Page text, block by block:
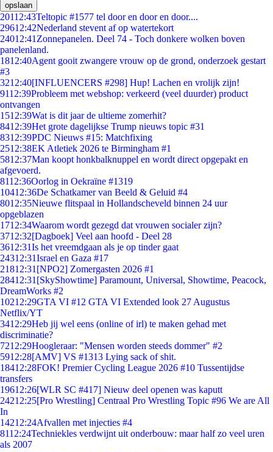
opslaan
20112:43Teltopic #1577 tel door en door en door....
29612:42Nederland stevent af op watertekort
24012:41 Zonnepanelen. Deel 74 - Toch donkere wolken boven
panelenland.
1812:40Agent gooit zwangere vrouw op de grond, onderzoek gestart
#3
3212:40[INFLUENCERS #298] Hup! Lachen en vrolijk zijn!
9112:39Probleem met webshop: verkeerd (veel duurder) product
ontvangen
1512:39Wat is dit jaar de ultieme zomerhit?
8412:39Het grote dagelijkse Trump nieuws topic #31
8312:39PDC Nieuws #15: Matchfixing
2512:38EK Atletiek 2026 te Birmingham #1
5812:37Man koopt honkbalknuppel en wordt direct opgepakt en
afgevoerd.
8112:36Oorlog in Oekraïne #1319
10412:36De Schatkamer van Beeld & Geluid #4
8012:35Nieuwe flitspaal in Hollandscheveld binnen 24 uur
opgeblazen
1712:34Waarom wordt gezegd dat vrouwen socialer zijn?
3712:32[Dagboek] Veel aan hoofd - Deel 28
3612:31Is het vreemdgaan als je op tinder gaat
24312:31Israel en Gaza #17
21812:31 [NPO2] Zomergasten 2026 #1
28412:31 [SkyShowtime] Paramount, Universal, Showtime, Peacock,
DreamWorks #2
10212:29GTA VI #12 GTA VI Extended look 27 Augustus
Netflix/YT
3412:29Heb jij wel eens (online of irl) te maken gehad met
discriminatie?
7212:29Hoogleraar: "Mensen worden steeds dommer" #2
5912:28[AMV] VS #1313 Lying sack of shit.
18412:28FOK! Premier Cycling League 2026 #10 Tussentijdse
transfers
19612:26[WLR SC #417] Nieuw deel openen was kaputt
24212:25[Pro Wrestling] Centraal Pro Wrestling Topic #96 We are All
In
14212:24Afvallen met injecties #4
8112:24Techniekles verdwijnt uit onderbouw: maar half zo veel uren
als 2007